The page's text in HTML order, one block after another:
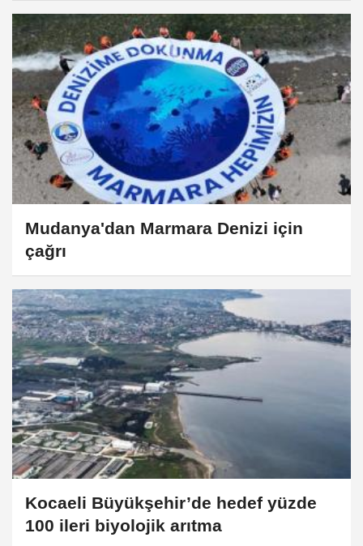
Mudanya'dan Marmara Denizi için
çağrı
Kocaeli Büyükşehir’de hedef yüzde
100 ileri biyolojik arıtma